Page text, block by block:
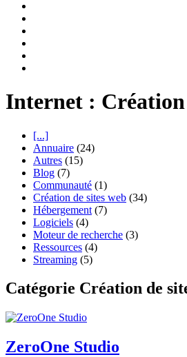
Internet : Création
[...]
Annuaire (24)
Autres (15)
Blog (7)
Communauté (1)
Création de sites web (34)
Hébergement (7)
Logiciels (4)
Moteur de recherche (3)
Ressources (4)
Streaming (5)
Catégorie Création de
ZeroOne Studio